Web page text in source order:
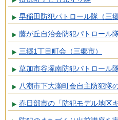
早稲田防犯パトロール隊（三郷
藤が丘自治会防犯パトロール
三郷1丁目町会（三郷市）
草加市谷塚南防犯パトロール
八潮市下大瀬町会自主防犯隊
春日部市の「防犯モデル地区